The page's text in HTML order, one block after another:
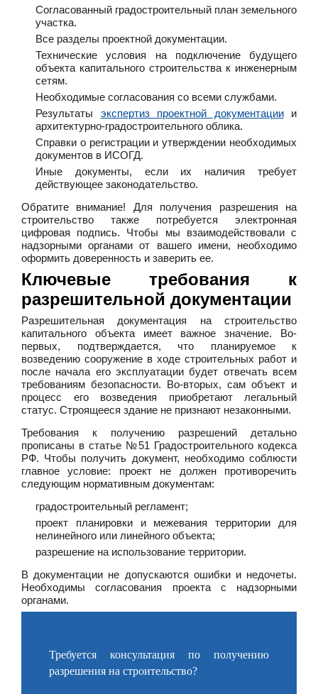
Согласованный градостроительный план земельного
участка.
Все разделы проектной документации.
Технические условия на подключение будущего
объекта капитального строительства к инженерным
сетям.
Необходимые согласования со всеми службами.
Результаты экспертиз проектной документациии
архитектурно-градостроительного облика.
Справки о регистрации и утверждении необходимых
документов в ИСОГД.
Иные документы, если их наличия требует
действующее законодательство.
Обратите внимание! Для получения разрешения на
строительство также потребуется электронная
цифровая подпись. Чтобы мы взаимодействовали с
надзорными органами от вашего имени, необходимо
оформить доверенность и заверить ее.
Ключевые требования к
разрешительной документации
Разрешительная документация на строительство
капитального объекта имеет важное значение. Во-
первых, подтверждается, что планируемое к
возведению сооружение в ходе строительных работ и
после начала его эксплуатации будет отвечать всем
требованиям безопасности. Во-вторых, сам объект и
процесс его возведения приобретают легальный
статус. Строящееся здание не признают незаконными.
Требования к получению разрешений детально
прописаны в статье №51 Градостроительного кодекса
РФ. Чтобы получить документ, необходимо соблюсти
главное условие: проект не должен противоречить
следующим нормативным документам:
градостроительный регламент;
проект планировки и межевания территории для
нелинейного или линейного объекта;
разрешение на использование территории.
В документации не допускаются ошибки и недочеты.
Необходимы согласования проекта с надзорными
органами.
Требуется консультация по получению
разрешения на строительство?